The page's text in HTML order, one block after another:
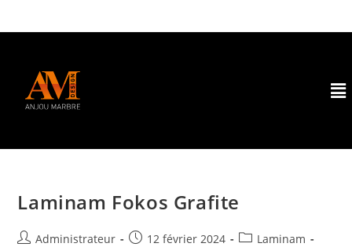
Laminam Fokos Grafite
Administrateur 12 février 2024
Laminam